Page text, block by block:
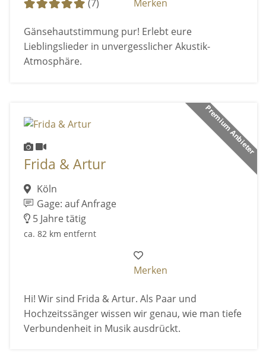
(7)
Merken
Gänsehautstimmung pur! Erlebt eure
Lieblingslieder in unvergesslicher Akustik-
Atmosphäre.
Premium Anbieter
Frida & Artur
Köln
Gage: auf Anfrage
5 Jahre tätig
ca. 82 km entfernt
Merken
Hi! Wir sind Frida & Artur. Als Paar und
Hochzeitssänger wissen wir genau, wie man tiefe
Verbundenheit in Musik ausdrückt.